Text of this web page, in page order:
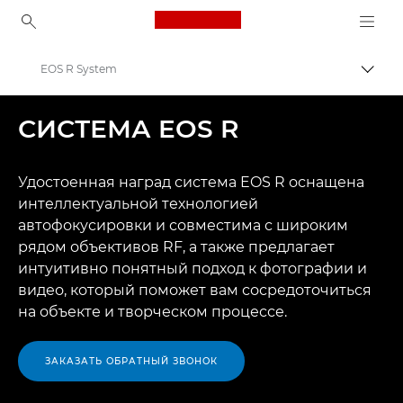
Canon Logo, back to
Цифровые камеры
EOS R System
СИСТЕМА EOS R
Удостоенная наград система EOS R оснащена
интеллектуальной технологией
автофокусировки и совместима с широким
рядом объективов RF, а также предлагает
интуитивно понятный подход к фотографии и
видео, который поможет вам сосредоточиться
на объекте и творческом процессе.
ЗАКАЗАТЬ ОБРАТНЫЙ ЗВОНОК